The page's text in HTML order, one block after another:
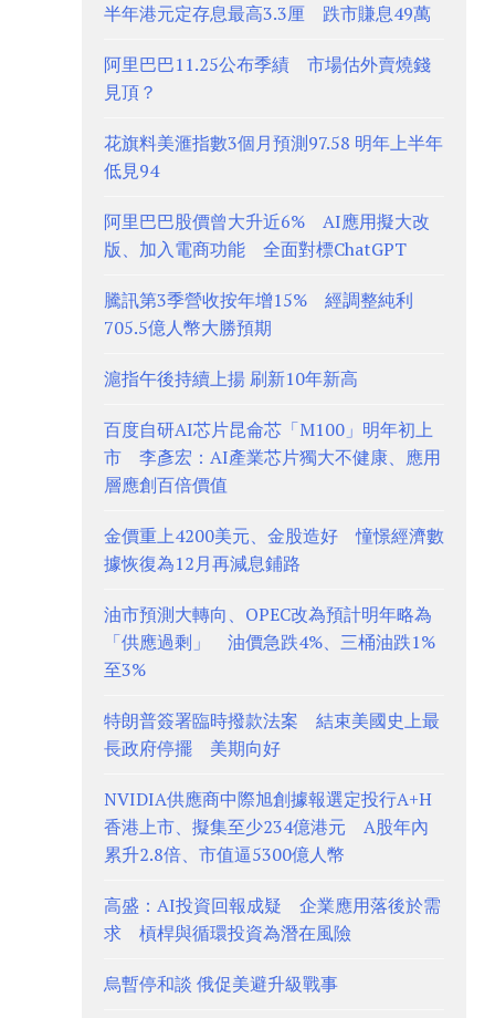
半年港元定存息最高3.3厘 跌市賺息49萬
阿里巴巴11.25公布季績 市場估外賣燒錢
見頂？
花旗料美滙指數3個月預測97.58 明年上半年
低見94
阿里巴巴股價曾大升近6% AI應用擬大改
版、加入電商功能 全面對標ChatGPT
騰訊第3季營收按年增15% 經調整純利
705.5億人幣大勝預期
滬指午後持續上揚 刷新10年新高
百度自研AI芯片昆侖芯「M100」明年初上
市 李彥宏：AI產業芯片獨大不健康、應用
層應創百倍價值
金價重上4200美元、金股造好 憧憬經濟數
據恢復為12月再減息鋪路
油市預測大轉向、OPEC改為預計明年略為
「供應過剩」 油價急跌4%、三桶油跌1%
至3%
特朗普簽署臨時撥款法案 結束美國史上最
長政府停擺 美期向好
NVIDIA供應商中際旭創據報選定投行A+H
香港上市、擬集至少234億港元 A股年內
累升2.8倍、市值逼5300億人幣
高盛：AI投資回報成疑 企業應用落後於需
求 槓桿與循環投資為潛在風險
烏暫停和談 俄促美避升級戰事